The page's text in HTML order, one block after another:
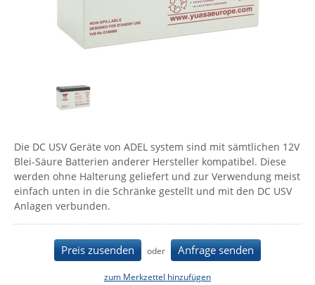
Energiemessung
Energieverteilung
IP, WLAN & GSM Sensorik
IoT - Internet of Things
IPC, Industrielle Netzwerktechnik & WLAN
Wi-Fi - WLAN - Wireless
CompleTech
Enginko - mcf88
Fokus Technologies
Gefen
Guntermann & Drunck
High Sec Labs
Die DC USV Geräte von ADEL system sind mit sämtlichen 12V
Blei-Säure Batterien anderer Hersteller kompatibel. Diese
werden ohne Halterung geliefert und zur Verwendung meist
einfach unten in die Schränke gestellt und mit den DC USV
Anlagen verbunden.
Preis zusenden oder Anfrage senden
zum Merkzettel hinzufügen